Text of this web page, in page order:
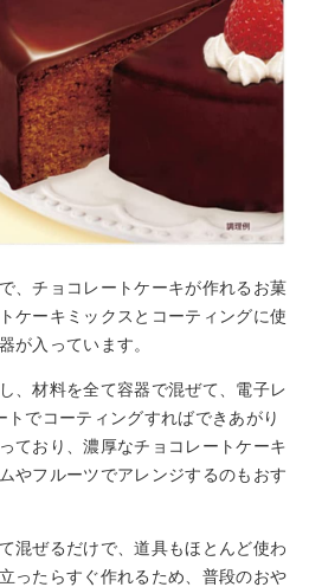
、チョコレートケーキが作れるお菓
ケーキミックスとコーティングに使
が入っています。
、材料を全て容器で混ぜて、電子レ
でコーティングすればできあがり
ており、濃厚なチョコレートケーキ
やフルーツでアレンジするのもおす
混ぜるだけで、道具もほとんど使わ
ったらすぐ作れるため、普段のおや